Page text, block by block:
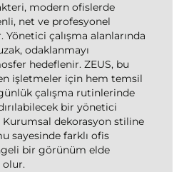
modern ofislerde
net ve profesyonel
çalışma alanlarında
odaklanmayı
hedeflenir. ZEUS, bu
işletmeler için hem temsil
çalışma rutinlerinde
bir yönetici
dekorasyon stiline
sayesinde farklı ofis
bir görünüm elde
olur.